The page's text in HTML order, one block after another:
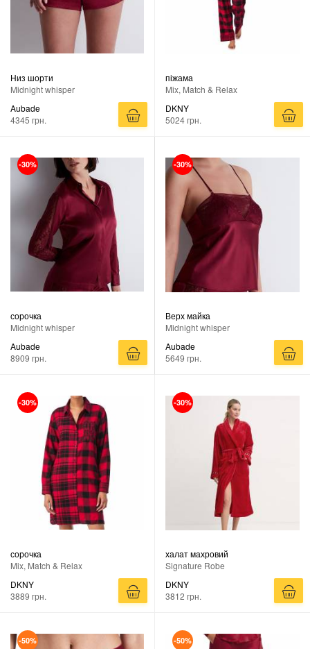
Низ шорти
Midnight whisper
Aubade
4345 грн.
піжама
Mix, Match & Relax
DKNY
5024 грн.
-30%
сорочка
Midnight whisper
Aubade
8909 грн.
-30%
Верх майка
Midnight whisper
Aubade
5649 грн.
-30%
сорочка
Mix, Match & Relax
DKNY
3889 грн.
-30%
халат махровий
Signature Robe
DKNY
3812 грн.
-50% -50%